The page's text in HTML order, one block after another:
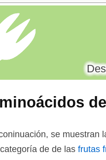
se muestran
categoría de de las frutas